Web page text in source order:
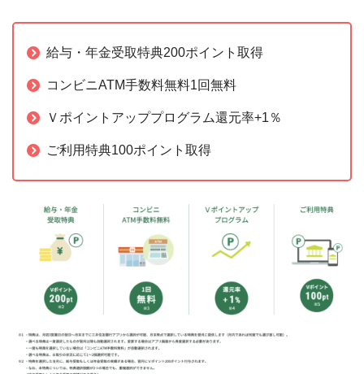
給与・年金受取特典200ポイント取得
コンビニATM手数料無料1回無料
Ｖポイントアッププログラム還元率+1％
ご利用特典100ポイント取得